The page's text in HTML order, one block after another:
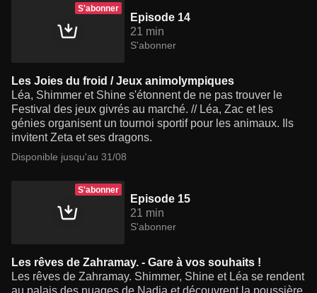
S'abonner
Episode 14
21 min
S'abonner
Les Joies du froid / Jeux animolympiques
Léa, Shimmer et Shine s'étonnent de ne pas trouver le
Festival des jeux givrés au marché. // Léa, Zac et les
génies organisent un tournoi sportif pour les animaux. Ils
invitent Zeta et ses dragons.
Disponible jusqu'au 31/08
S'abonner
Episode 15
21 min
S'abonner
Les rêves de Zahramay. - Gare à vos souhaits !
Les rêves de Zahramay. Shimmer, Shine et Léa se rendent
au palais des nuages de Nadia et découvrent la poussière